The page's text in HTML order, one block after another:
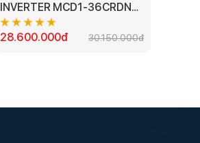
INVERTER MCD1-36CRDN8
- 4HP MODEL 2023 (3 PHA)
28.600.000đ
30.150.000đ